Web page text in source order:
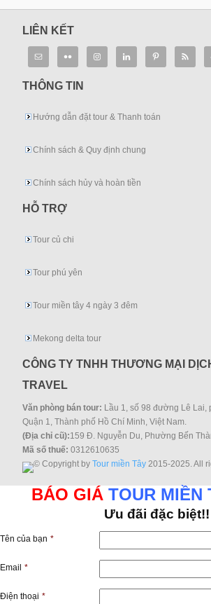
LIÊN KẾT
THÔNG TIN
Hướng dẫn đặt tour & Thanh toán
Chính sách & Quy định chung
Chính sách hủy và hoàn tiền
HỖ TRỢ
Tour củ chi
Tour phú yên
Tour miền tây 4 ngày 3 đêm
Mekong delta tour
CÔNG TY TNHH THƯƠNG MẠI
TRAVEL
Văn phòng bán tour: Lầu 1, số 98 đường Lê Lai,
Quận 1, Thành phố Hồ Chí Minh, Việt Nam.
(Địa chỉ cũ):159 Đ. Nguyễn Du, Phường Bến
Mã số thuế: 0312610635
© Copyright byTour miền Tây 2015-2025. All
BÁO GIÁ TOUR MIỀN
Ưu đãi đặc biệt!!
Tên của bạn *
Email *
Điện thoại *